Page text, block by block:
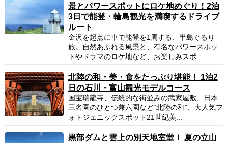
景とパワースポットにロケ地めぐり！2泊
3日で能登・輪島観光を満喫するドライブ
ルート
金沢を起点に車で能登を1周する、半島ぐるり
旅。自然あふれる風景と、有名なパワースポッ
トやドラマのロケ地など、お楽しみスポ...
北陸の和・美・食をたっぷり堪能！ 1泊2
日の石川・富山観光モデルコース
国宝瑞龍寺、伝統的な街並みの武家屋敷、日本
三名園のひとつ兼六園など“北陸の和”、大人気フ
ォトジェニックスポット21世紀美...
黒部ダムと雲上の別天地室堂！ 夏の立山